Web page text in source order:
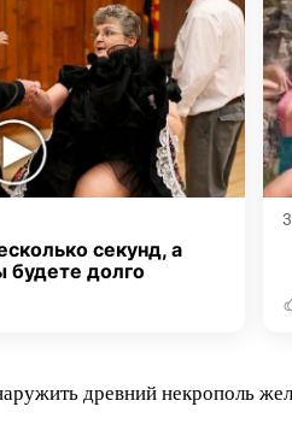
секунд, а
будете долго
древний некрополь